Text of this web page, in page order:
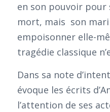
en son pouvoir pour
mort, mais son
empoisonner elle-
tragédie classique
Dans sa note
évoque les écrits
l’attention de ses